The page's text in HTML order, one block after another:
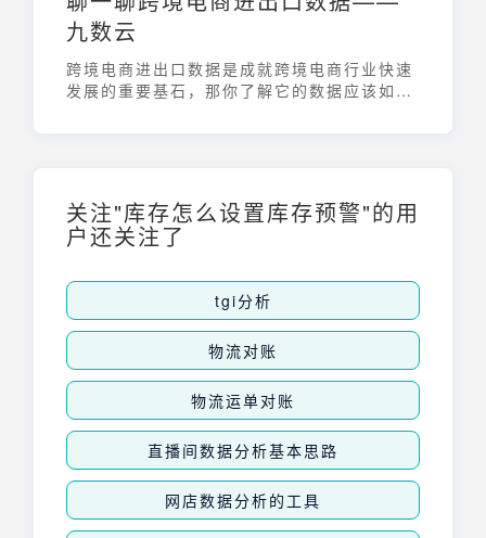
九数云
跨境电商进出口数据是成就跨境电商行业快速
发展的重要基石，那你了解它的数据应该如何
关注"库存怎么设置库存预警"的用
户还关注了
tgi分析
物流对账
物流运单对账
直播间数据分析基本思路
网店数据分析的工具